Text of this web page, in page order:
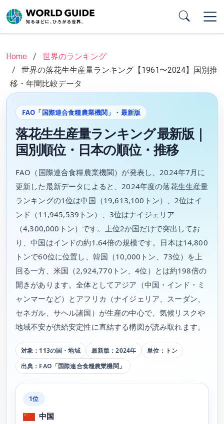
to
main
Home
世界のランキング
世界の落花生生産量ランキング【1961〜2024】国別推
移・年間比較データ
FAO「国際連合食糧農業機関」・最新版
落花生生産量ランキング 最新版｜
国別順位・日本の順位・推移
FAO（国際連合食糧農業機関）が発表し、2024年7月に
更新した最新データによると、2024年度の落花生生産量
ランキングの1位は中国（19,613,100トン）、2位はイ
ンド（11,945,539トン）、3位はナイジェリア
（4,300,000トン）です。上位2か国だけで突出してお
り、中国はインドの約1.64倍の規模です。日本は14,800
トンで60位に位置し、韓国（10,000トン、73位）を上
回る一方、米国（2,924,770トン、4位）とは約198倍の
開きがあります。全体としてアジア（中国・インド・ミ
ャンマーなど）とアフリカ（ナイジェリア、スーダン、
セネガル、サヘル諸国）が生産の中心で、気候リスクや
地域不安が供給安定性に直結する構図が読み取れます。
対象：113の国・地域 最新版：2024年
単位：トン
出典：FAO「国際連合食糧農業機関」
1位
中国